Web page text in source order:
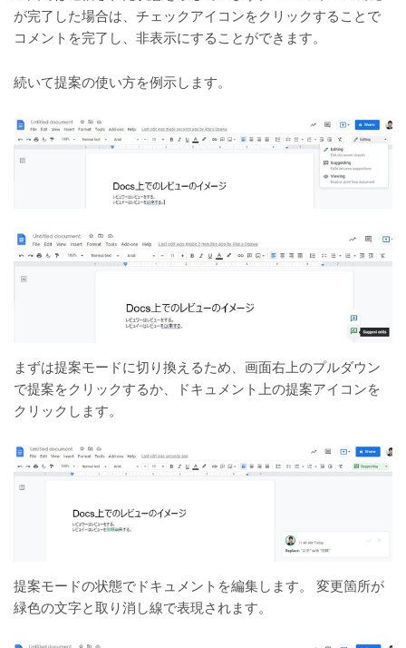
が完了した場合は、チェックアイコンをクリックすることで
コメントを完了し、非表示にすることができます。
続いて提案の使い方を例示します。
まずは提案モードに切り換えるため、画面右上のプルダウン
で提案をクリックするか、ドキュメント上の提案アイコンを
クリックします。
提案モードの状態でドキュメントを編集します。 変更箇所が
緑色の文字と取り消し線で表現されます。